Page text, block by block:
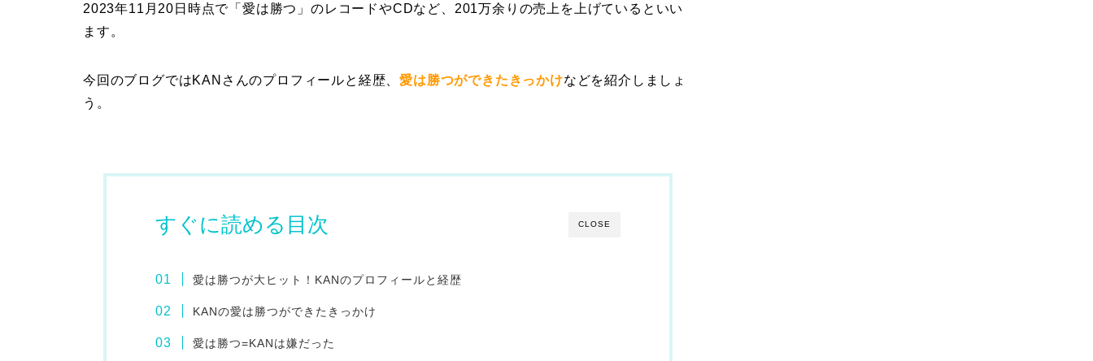
2023年11月20日時点で「愛は勝つ」のレコードやCDなど、201万余りの売上を上げているといい
ます。
今回のブログではKANさんのプロフィールと経歴、愛は勝つができたきっかけなどを紹介しましょ
う。
CLOSE
すぐに読める目次
愛は勝つが大ヒット！KANのプロフィールと経歴
KANの愛は勝つができたきっかけ
愛は勝つ=KANは嫌だった